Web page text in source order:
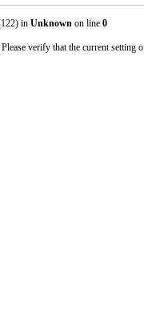
in Unknown on line 0
verify that the current